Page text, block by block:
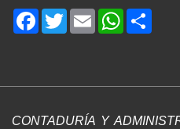
Facebook
TwitterEmailWhatsApp
CONTADURÍA Y